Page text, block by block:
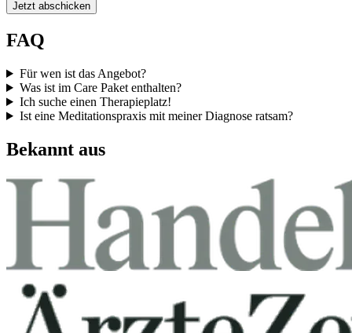
Jetzt abschicken
FAQ
Für wen ist das Angebot?
Was ist im Care Paket enthalten?
Ich suche einen Therapieplatz!
Ist eine Meditationspraxis mit meiner Diagnose ratsam?
Bekannt aus